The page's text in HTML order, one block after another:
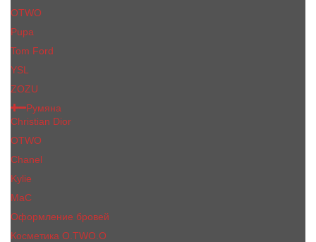
OTWO
Pupa
Tom Ford
YSL
ZOZU
Румяна
Christian Dior
OTWO
Сhanеl
Kylie
MaC
Оформление бровей
Косметика O.TWO.O